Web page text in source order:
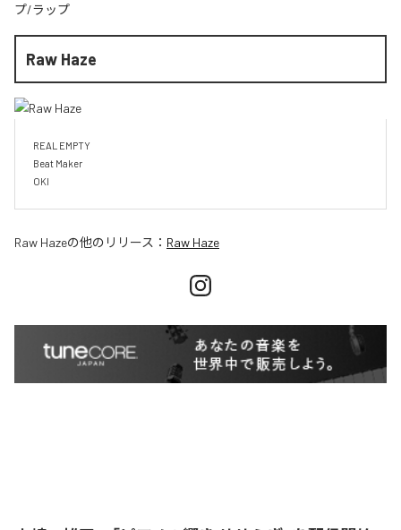
プ/ラップ
Raw Haze
REAL EMPTY
Beat Maker
OKI
Raw Hazeの他のリリース： Raw Haze